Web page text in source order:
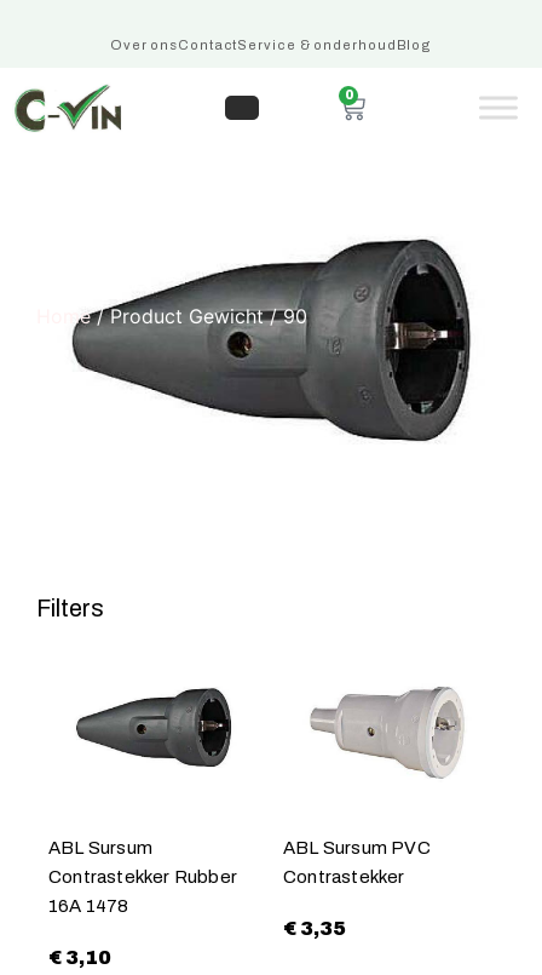
Over onsContactService & onderhoudBlog
0
Home/ Product Gewicht / 90
Filters
ABL Sursum
Contrastekker Rubber
16A 1478
€3,10
ABL Sursum PVC
Contrastekker
€3,35